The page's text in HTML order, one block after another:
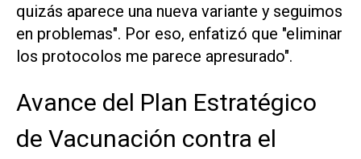
quizás aparece una nueva variante y seguimos
en problemas". Por eso, enfatizó que "eliminar
los protocolos me parece apresurado".
Avance del Plan Estratégico
de Vacunación contra el